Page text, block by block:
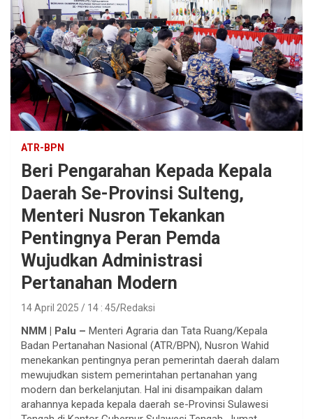
ATR-BPN
Beri Pengarahan Kepada Kepala
Daerah Se-Provinsi Sulteng,
Menteri Nusron Tekankan
Pentingnya Peran Pemda
Wujudkan Administrasi
Pertanahan Modern
14 April 2025 / 14 : 45 Redaksi
NMM | Palu – Menteri Agraria dan Tata Ruang/Kepala
Badan Pertanahan Nasional (ATR/BPN), Nusron Wahid
menekankan pentingnya peran pemerintah daerah dalam
mewujudkan sistem pemerintahan pertanahan yang
modern dan berkelanjutan. Hal ini disampaikan dalam
arahannya kepada kepala daerah se-Provinsi Sulawesi